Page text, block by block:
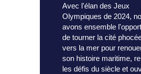
Avec l'élan des Jeux
Olympiques de 2024,
avons ensemble
de tourner la cité
vers la mer pour
son histoire maritime,
les défis du siècle et